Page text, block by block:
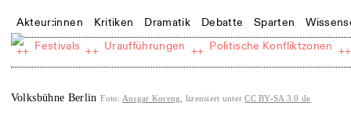
Akteur:innen Kritiken Dramatik Debatte Sparten
++ Festivals ++ Uraufführungen ++ Politische Konfliktzonen ++
Volksbühne Berlin Foto: Ansgar Koreng , lizensiert unterCC BY-SA 3.0 de